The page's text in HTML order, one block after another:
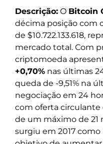
Descrição: O Bitcoin
décima posição com
de $10.722.133.618,
mercado total. Com
criptomoeda
+0,70% nas últimas
queda de -9,51% na
negociação em 24
com oferta circulante
de um máximo de 21
surgiu em 2017